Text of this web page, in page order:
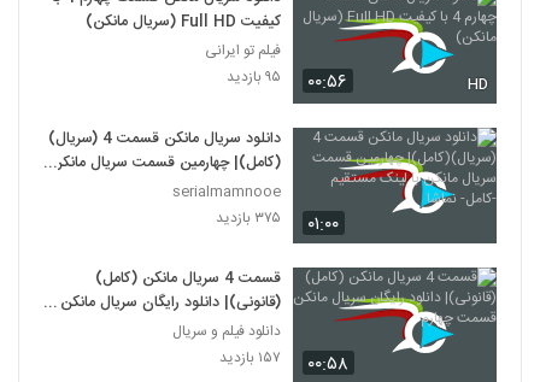
۰۰:۵۶ HD
کیفیت Full HD (سریال مانکن)
فیلم تو ایرانی
۹۵ بازدید
۰۱:۰۰
دانلود سریال مانکن قسمت 4 (سریال)
(کامل)| چهارمین قسمت سریال مانکن
با لینک مستقیم -کامل- نماشا
serialmamnooe
۳۷۵ بازدید
۰۰:۵۸
قسمت 4 سریال مانکن (کامل)
(قانونی)| دانلود رایگان سریال مانکن
قسمت چهارم
دانلود فیلم و سریال
۱۵۷ بازدید